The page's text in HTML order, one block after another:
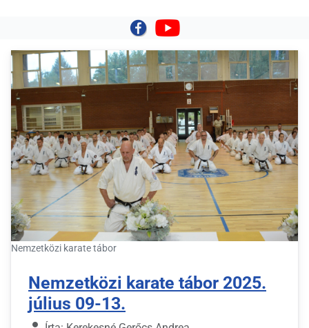
Nemzetközi karate tábor
Nemzetközi karate tábor 2025.
július 09-13.